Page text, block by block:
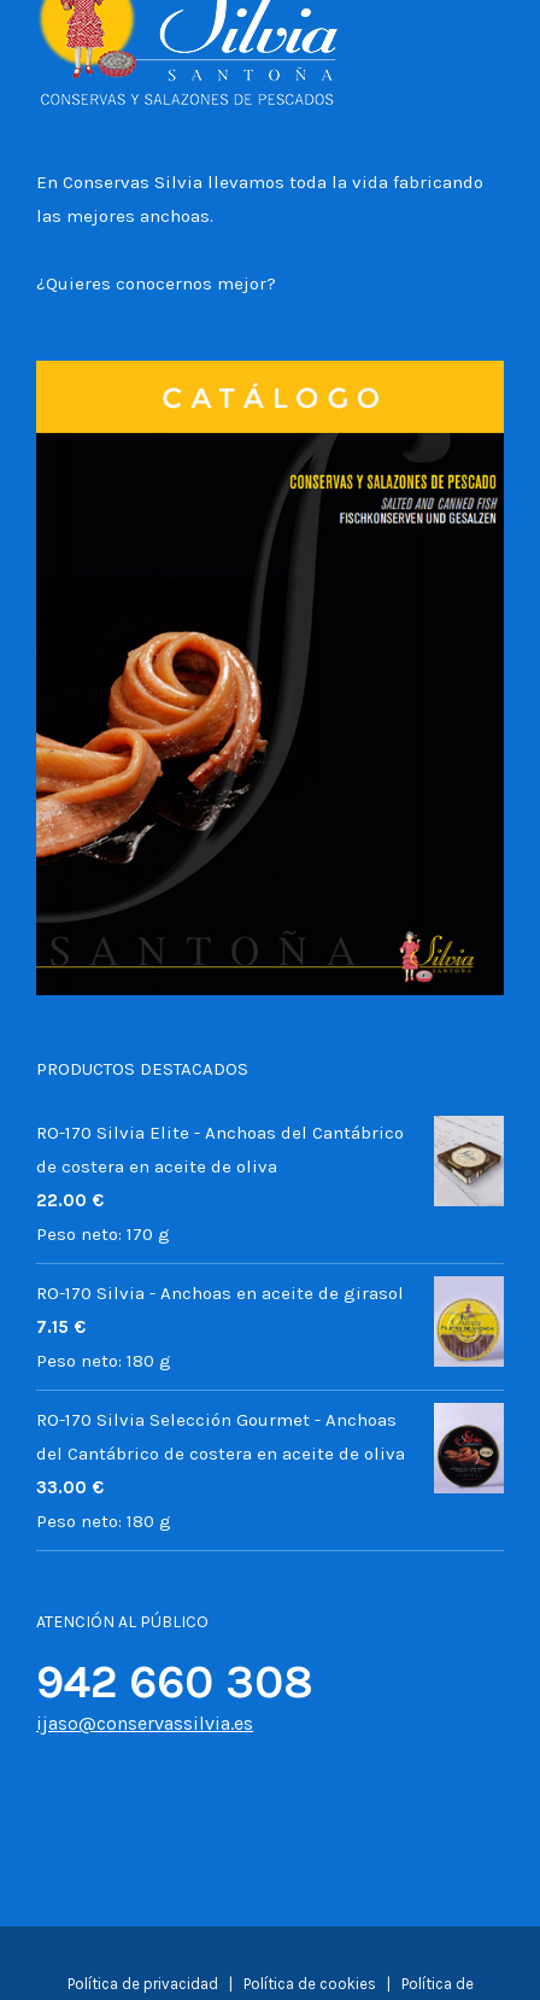
En Conservas Silvia llevamos toda la vida fabricando
las mejores anchoas.
¿Quieres conocernos mejor?
PRODUCTOS DESTACADOS
RO-170 Silvia Elite - Anchoas del Cantábrico
de costera en aceite de oliva
22.00 €
Peso neto: 170 g
RO-170 Silvia - Anchoas en aceite de girasol
7.15 €
Peso neto: 180 g
RO-170 Silvia Selección Gourmet - Anchoas
del Cantábrico de costera en aceite de oliva
33.00 €
Peso neto: 180 g
ATENCIÓN AL PÚBLICO
942 660 308
ijaso@conservassilvia.es
Política de privacidad Política de cookies Política de